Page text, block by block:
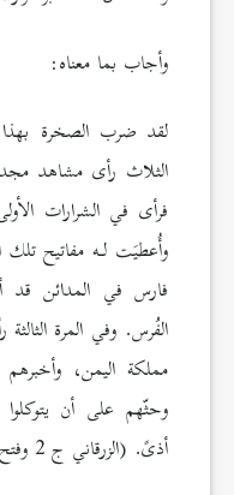
وأجاب بما معناه:
لقد ضرب الصخرة
الثلاث رأى مشاهد
فرأى في الشرارات
وأُعطيَت لـه مفاتيح تلك
فارس في المدائن
الفُرس. وفي المرة
مملكة اليمن،
وحثّهم على أن
أذىً. (الزرقاني ج 2 وفتح الباري ج 7)